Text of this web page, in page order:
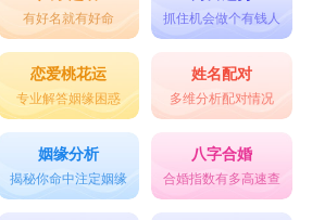
有好名就有好命 抓住机会做个有钱人
恋爱桃花运
专业解答姻缘困惑
姓名配对
多维分析配对情况
姻缘分析
揭秘你命中注定姻缘
八字合婚
合婚指数有多高速查